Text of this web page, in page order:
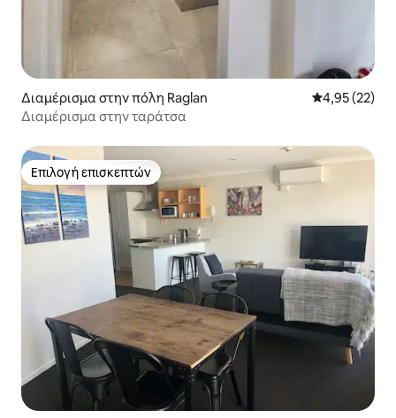
Διαμέρισμα στην πόλη Raglan Μέση
4,95 (22)
Διαμέρισμα στην ταράτσα
Επιλογή επισκεπτών
Επιλογή επισκεπτών